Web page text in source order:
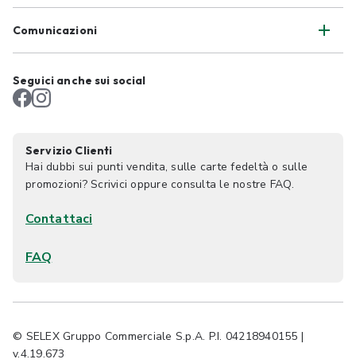
Comunicazioni
Seguici anche sui social
Servizio Clienti
Hai dubbi sui punti vendita, sulle carte fedeltà o sulle
promozioni? Scrivici oppure consulta le nostre FAQ.
Contattaci
FAQ
© SELEX Gruppo Commerciale S.p.A. P.I. 04218940155 |
v.4.19.673